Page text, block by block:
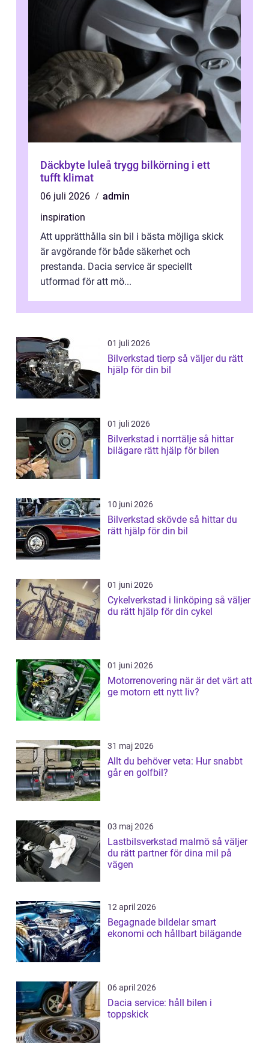
Däckbyte luleå trygg bilkörning i ett
tufft klimat
06 juli 2026
admin
inspiration
Att upprätthålla sin bil i bästa möjliga skick
är avgörande för både säkerhet och
prestanda. Dacia service är speciellt
utformad för att mö...
01 juli 2026
Bilverkstad tierp så väljer du rätt
hjälp för din bil
01 juli 2026
Bilverkstad i norrtälje så hittar
bilägare rätt hjälp för bilen
10 juni 2026
Bilverkstad skövde så hittar du
rätt hjälp för din bil
01 juni 2026
Cykelverkstad i linköping så väljer
du rätt hjälp för din cykel
01 juni 2026
Motorrenovering när är det värt att
ge motorn ett nytt liv?
31 maj 2026
Allt du behöver veta: Hur snabbt
går en golfbil?
03 maj 2026
Lastbilsverkstad malmö så väljer
du rätt partner för dina mil på
vägen
12 april 2026
Begagnade bildelar smart
ekonomi och hållbart bilägande
06 april 2026
Dacia service: håll bilen i
toppskick